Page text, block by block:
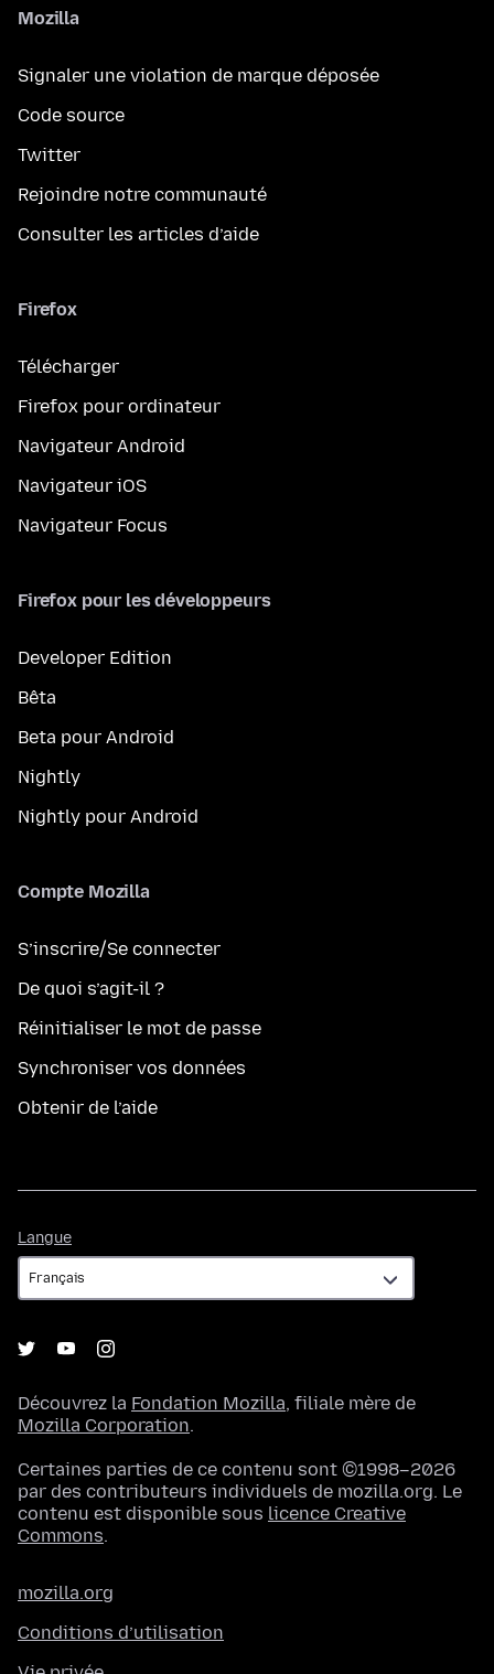
Mozilla
Signaler une violation de marque déposée
Code source
Twitter
Rejoindre notre communauté
Consulter les articles d’aide
Firefox
Télécharger
Firefox pour ordinateur
Navigateur Android
Navigateur iOS
Navigateur Focus
Firefox pour les développeurs
Developer Edition
Bêta
Beta pour Android
Nightly
Nightly pour Android
Compte Mozilla
S’inscrire/Se connecter
De quoi s’agit-il ?
Réinitialiser le mot de passe
Synchroniser vos données
Obtenir de l’aide
Langue
Découvrez la Fondation Mozilla, filiale mère de
Mozilla Corporation.
Certaines parties de ce contenu sont ©1998–2026
par des contributeurs individuels de mozilla.org. Le
contenu est disponible sous licence Creative
Commons.
mozilla.org
Conditions d’utilisation